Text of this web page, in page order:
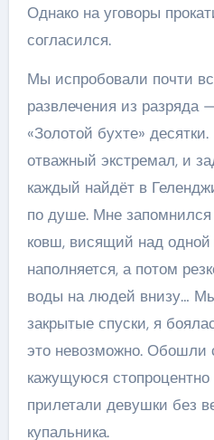
Однако на уговоры
согласился.
Мы испробовали почти
развлечения из разряда
«Золотой бухте»
отважный экстремал, и
каждый найдёт в
по душе. Мне
ковш, висящий над одной
наполняется, а потом
воды на людей внизу…
закрытые спуски, я
это невозможно. Обошли
кажущуюся
прилетали девушки без
купальника.